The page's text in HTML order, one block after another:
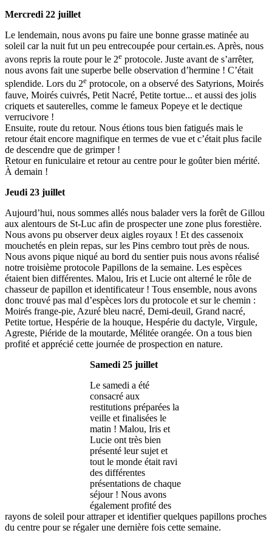
Mercredi 22 juillet
Le lendemain, nous avons pu faire une bonne grasse matinée au
soleil car la nuit fut un peu entrecoupée pour certain.es. Après, nous
avons repris la route pour le 2e protocole. Juste avant de s’arrêter,
nous avons fait une superbe belle observation d’hermine ! C’était
splendide. Lors du 2e protocole, on a observé des Satyrions, Moirés
fauve, Moirés cuivrés, Petit Nacré, Petite tortue... et aussi des jolis
criquets et sauterelles, comme le fameux Popeye et le dectique
verrucivore !
Ensuite, route du retour. Nous étions tous bien fatigués mais le
retour était encore magnifique en termes de vue et c’était plus facile
de descendre que de grimper !
Retour en funiculaire et retour au centre pour le goûter bien mérité.
À demain !
Jeudi 23 juillet
Aujourd’hui, nous sommes allés nous balader vers la forêt de Gillou
aux alentours de St-Luc afin de prospecter une zone plus forestière.
Nous avons pu observer deux aigles royaux ! Et des cassenoix
mouchetés en plein repas, sur les Pins cembro tout près de nous.
Nous avons pique niqué au bord du sentier puis nous avons réalisé
notre troisième protocole Papillons de la semaine. Les espèces
étaient bien différentes. Malou, Iris et Lucie ont alterné le rôle de
chasseur de papillon et identificateur ! Tous ensemble, nous avons
donc trouvé pas mal d’espèces lors du protocole et sur le chemin :
Moirés frange-pie, Azuré bleu nacré, Demi-deuil, Grand nacré,
Petite tortue, Hespérie de la houque, Hespérie du dactyle, Virgule,
Agreste, Piéride de la moutarde, Mélitée orangée. On a tous bien
profité et apprécié cette journée de prospection en nature.
Samedi 25 juillet
Le samedi a été
consacré aux
restitutions préparées la
veille et finalisées le
matin ! Malou, Iris et
Lucie ont très bien
présenté leur sujet et
tout le monde était ravi
des différentes
présentations de chaque
séjour ! Nous avons
également profité des
rayons de soleil pour attraper et identifier quelques papillons proches
du centre pour se régaler une dernière fois cette semaine.